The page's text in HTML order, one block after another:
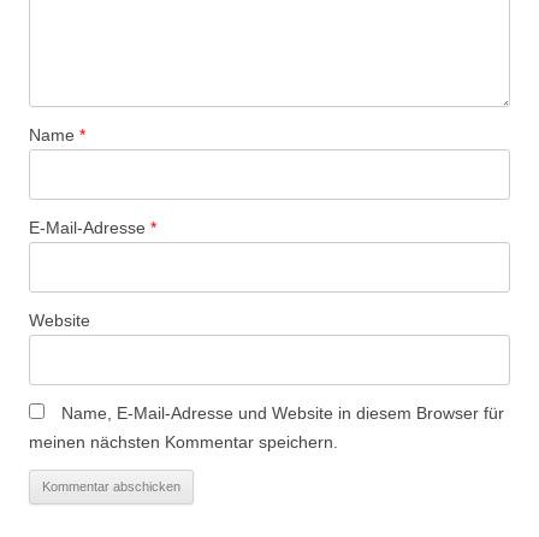
Name *
E-Mail-Adresse *
Website
Name, E-Mail-Adresse und Website in diesem Browser für
meinen nächsten Kommentar speichern.